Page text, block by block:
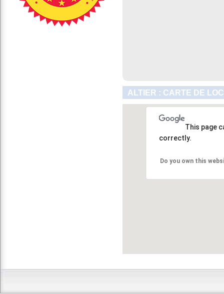
ALTIER : CARTE DE
This page
correctly.
Do you own this